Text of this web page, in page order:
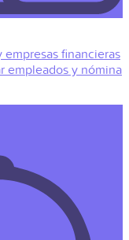
empresas financieras
empleados y nómina